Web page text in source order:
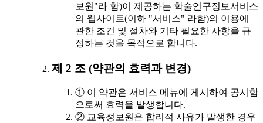
보원"라 함)이 제공하는 학술연구정보서비스
의 웹사이트(이하 "서비스" 라함)의 이용에
관한 조건 및 절차와 기타 필요한 사항을 규
정하는 것을 목적으로 합니다.
제 2 조 (약관의 효력과 변경)
① 이 약관은 서비스 메뉴에 게시하여 공시함
으로써 효력을 발생합니다.
② 교육정보원은 합리적 사유가 발생한 경우